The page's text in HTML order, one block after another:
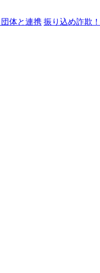
体と連携 振り込め詐欺